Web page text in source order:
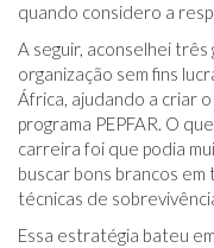
quando considero a
A seguir, aconselhei
organização sem fins
África, ajudando a criar
programa PEPFAR. O
carreira foi que podia
buscar bons brancos em
técnicas de
Essa estratégia bateu